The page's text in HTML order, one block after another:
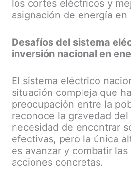
los cortes eléctricos y
asignación de energía en
Desafíos del sistema
inversión nacional en
El sistema eléctrico
situación compleja que
preocupación entre la
reconoce la gravedad
necesidad de encontrar
efectivas, pero la única
es avanzar y combatir
acciones concretas.